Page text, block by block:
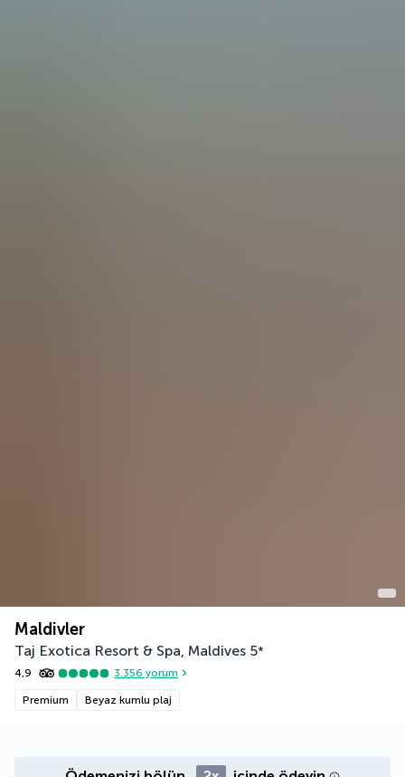
Maldivler
Taj Exotica Resort & Spa, Maldives 5*
4,9 3.356 yorum
Premium Beyaz kumlu plaj